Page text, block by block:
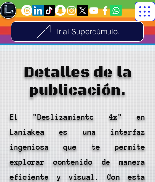
Ir al Supercúmulo.
Detalles de la
publicación.
El "Deslizamiento 4x" en
Laniakea es una interfaz
ingeniosa que te permite
explorar contenido de manera
eficiente y visual. Con esta